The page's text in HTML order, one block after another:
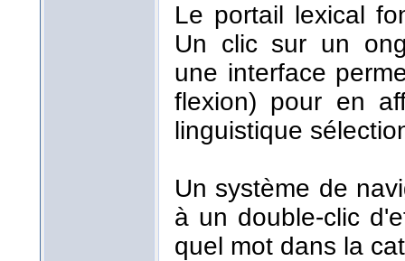
Le portail lexical
Un clic sur un
une interface
flexion) pour en
linguistique
Un système de
à un double-clic
quel mot dans la